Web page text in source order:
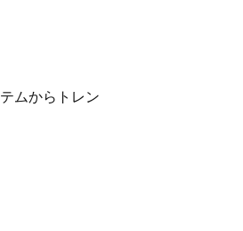
ムからトレン